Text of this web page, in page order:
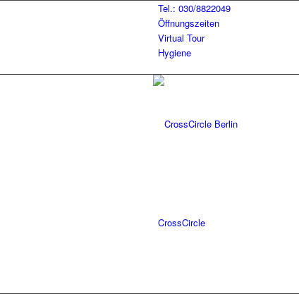
Tel.: 030/8822049
Öffnungszeiten
Virtual Tour
Hygiene
CrossCircle